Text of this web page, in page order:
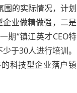
围的实际情况，计划
业做精做强，二是
期“镇江英才CEO特
于30人进行培训。
科技型企业落户镇